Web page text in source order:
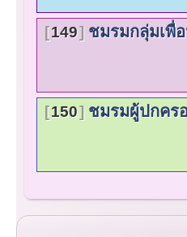
149 ชมรมกลุ่มเพื่
150 ชมรมผู้ปกคร